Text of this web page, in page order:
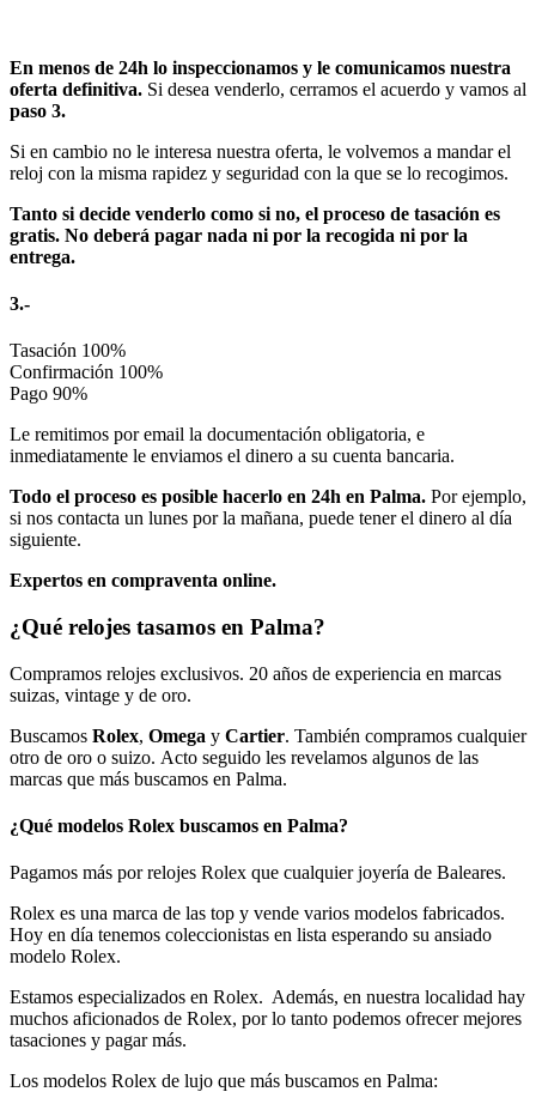
En menos de 24h lo inspeccionamos y le comunicamos nuestra
oferta definitiva. Si desea venderlo, cerramos el acuerdo y vamos al
paso 3.
Si en cambio no le interesa nuestra oferta, le volvemos a mandar el
reloj con la misma rapidez y seguridad con la que se lo recogimos.
Tanto si decide venderlo como si no, el proceso de tasación es
gratis. No deberá pagar nada ni por la recogida ni por la
entrega.
3.-
Tasación 100%
Confirmación 100%
Pago 90%
Le remitimos por email la documentación obligatoria, e
inmediatamente le enviamos el dinero a su cuenta bancaria.
Todo el proceso es posible hacerlo en 24h en Palma. Por ejemplo,
si nos contacta un lunes por la mañana, puede tener el dinero al día
siguiente.
Expertos en compraventa online.
¿Qué relojes tasamos en Palma?
Compramos relojes exclusivos. 20 años de experiencia en marcas
suizas, vintage y de oro.
Buscamos Rolex, Omega y Cartier. También compramos cualquier
otro de oro o suizo. Acto seguido les revelamos algunos de las
marcas que más buscamos en Palma.
¿Qué modelos Rolex buscamos en Palma?
Pagamos más por relojes Rolex que cualquier joyería de Baleares.
Rolex es una marca de las top y vende varios modelos fabricados.
Hoy en día tenemos coleccionistas en lista esperando su ansiado
modelo Rolex.
Estamos especializados en Rolex. Además, en nuestra localidad hay
muchos aficionados de Rolex, por lo tanto podemos ofrecer mejores
tasaciones y pagar más.
Los modelos Rolex de lujo que más buscamos en Palma: